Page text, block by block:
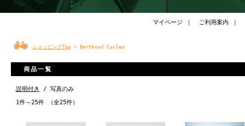
マイページ ご利用案内
ショッピングTop> Berthoud Cycles
商品一覧
説明付き
/ 写真のみ
1件～25件 （全25件）